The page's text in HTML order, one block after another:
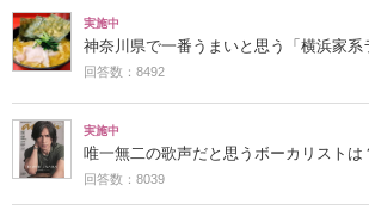
実施中
神奈川県で一番うまいと思う「横浜家系
回答数：8492
実施中
唯一無二の歌声だと思うボーカリストは
回答数：8039